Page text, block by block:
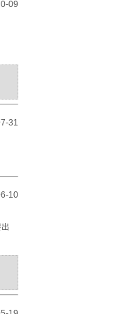
09
31
10